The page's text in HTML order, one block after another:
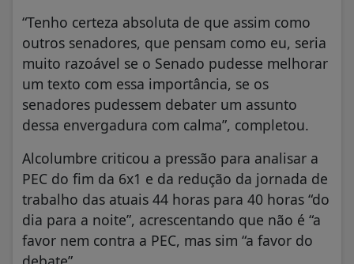
“Tenho certeza absoluta de que assim como
outros senadores, que pensam como eu, seria
muito razoável se o Senado pudesse melhorar
um texto com essa importância, se os
senadores pudessem debater um assunto
dessa envergadura com calma”, completou.
Alcolumbre criticou a pressão para analisar a
PEC do fim da 6x1 e da redução da jornada de
trabalho das atuais 44 horas para 40 horas “do
dia para a noite”, acrescentando que não é “a
favor nem contra a PEC, mas sim “a favor do